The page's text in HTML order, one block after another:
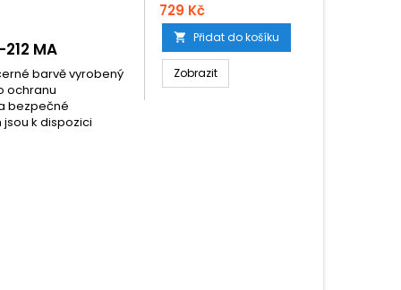
212 MA
barvě vyrobený
ochranu
bezpečné
k dispozici
729 Kč
 Přidat do košíku
Zobrazit